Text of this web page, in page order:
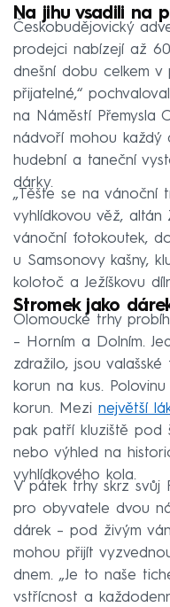
Na jihu vsadili na
Českobudějovický
prodejci nabízejí až
dnešní dobu celkem
přijatelné,“
na Náměstí Přemysla
nádvoří mohou každý
hudební a taneční
dárky.
„Těšte se na vánoční
vyhlídkovou věž, altán
vánoční fotokoutek,
u Samsonovy kašny,
kolotoč a Ježíškovu
Stromek jako
Olomoucké trhy
– Horním a Dolním.
zdražilo, jsou
korun na kus.
korun. Mezi největší
pak patří kluziště pod
nebo výhled na
vyhlídkového kola.
V pátek trhy skrz svůj
pro obyvatele dvou
dárek – pod živým
mohou přijít
dnem. „Je to naše
vstřícnost a